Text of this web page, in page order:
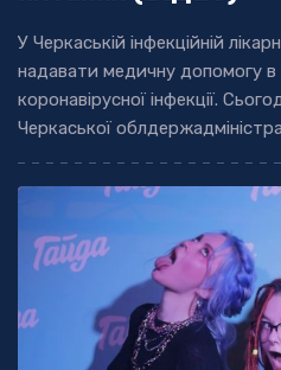
У Черкаській інфекційній
надавати медичну допомогу в
коронавірусної інфекції.
Черкаської